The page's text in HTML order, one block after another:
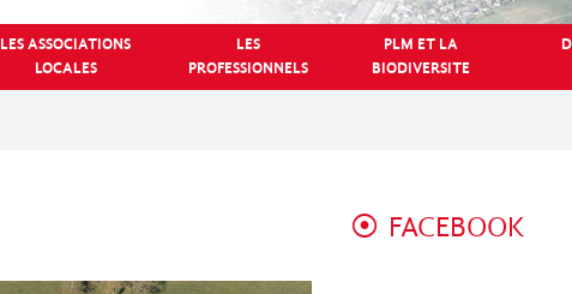
LES ASSOCIATIONS
LOCALES
LES
PROFESSIONNELS
PLM ET LA
BIODIVERSITE
FACEBOOK